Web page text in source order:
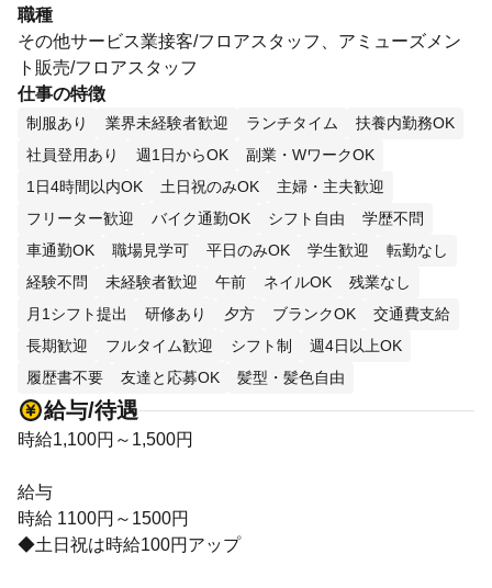
職種
その他サービス業接客/フロアスタッフ、アミューズメン
ト販売/フロアスタッフ
仕事の特徴
制服あり 業界未経験者歓迎 ランチタイム
扶養内勤務OK
社員登用あり
週1日からOK
副業・WワークOK
1日4時間以内OK
土日祝のみOK
主婦・主夫歓迎
フリーター歓迎
バイク通勤OK シフト自由
学歴不問
車通勤OK
職場見学可 平日のみOK 学生歓迎
転勤なし
経験不問
未経験者歓迎 午前 ネイルOK
残業なし
月1シフト提出
研修あり 夕方 ブランクOK
交通費支給
長期歓迎
フルタイム歓迎 シフト制
週4日以上OK
履歴書不要
友達と応募OK 髪型・髪色自由
給与/待遇
時給1,100円～1,500円
給与
時給 1100円～1500円
◆土日祝は時給100円アップ